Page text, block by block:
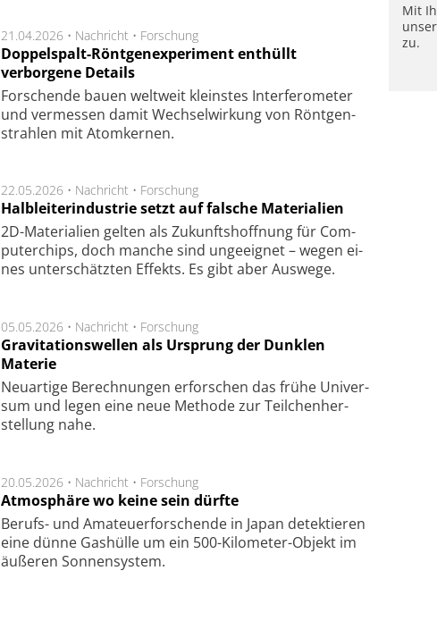
21.04.2026 • Nachricht • Forschung
Doppelspalt-Röntgenexperiment enthüllt
verborgene Details
For­schen­de bau­en welt­weit kleins­tes In­ter­fe­ro­me­ter
und ver­mes­sen da­mit Wech­sel­wir­kung von Rönt­gen­
strah­len mit Atom­ker­nen.
22.05.2026 • Nachricht • Forschung
Halbleiterindustrie setzt auf falsche Materialien
2D-Mate­ri­a­li­en gel­ten als Zu­kunfts­hoff­nung für Com­
pu­ter­chips, doch man­che sind un­ge­eig­net – we­gen ei­
nes un­ter­schätz­ten Ef­fekts. Es gibt aber Aus­we­ge.
05.05.2026 • Nachricht • Forschung
Gravitationswellen als Ursprung der Dunklen
Materie
Neu­artige Be­rech­nung­en er­for­schen das frü­he Uni­ver­
sum und legen eine neue Me­tho­de zur Teil­chen­her­
stel­lung nahe.
20.05.2026 • Nachricht • Forschung
Atmosphäre wo keine sein dürfte
Berufs- und Ama­teuer­for­schen­de in Japan de­tek­tie­ren
eine dün­ne Gas­hül­le um ein 500-Kilo­meter-Objekt im
äu­ße­ren Son­nen­sys­tem.
Mit
zu.